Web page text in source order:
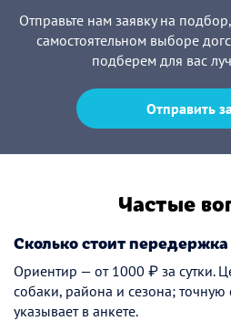
Отправьте нам заявку на
самостоятельном выборе
подберем для вас
Отправить
Частые
Сколько стоит передержка
Ориентир — от 1000 ₽ за сутки.
собаки, района и сезона; точную
указывает в анкете.